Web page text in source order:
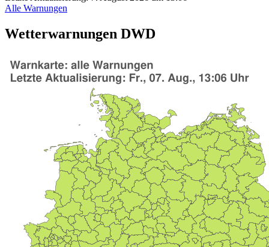
Alle Warnungen
Wetterwarnungen DWD